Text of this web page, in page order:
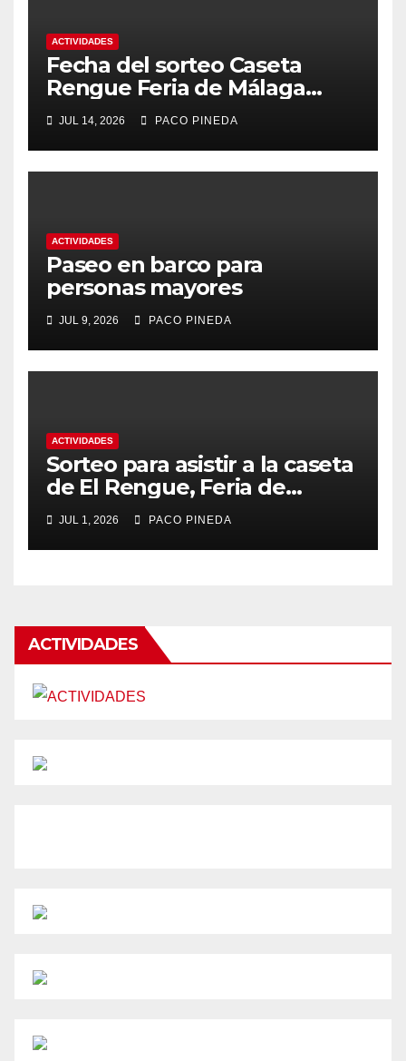
ACTIVIDADES
Fecha del sorteo Caseta
Rengue Feria de Málaga
2026
JUL 14, 2026 PACO PINEDA
ACTIVIDADES
Paseo en barco para
personas mayores
JUL 9, 2026 PACO PINEDA
ACTIVIDADES
Sorteo para asistir a la caseta
de El Rengue, Feria de
Málaga 2026
JUL 1, 2026 PACO PINEDA
ACTIVIDADES